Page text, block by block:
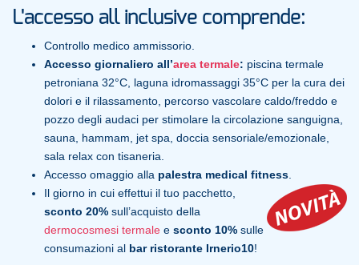
L'accesso all inclusive comprende:
Controllo medico ammissorio.
Accesso giornaliero all’area termale: piscina termale
petroniana 32°C, laguna idromassaggi 35°C per la cura dei
dolori e il rilassamento, percorso vascolare caldo/freddo e
pozzo degli audaci per stimolare la circolazione sanguigna,
sauna, hammam, jet spa, doccia sensoriale/emozionale,
sala relax con tisaneria.
Accesso omaggio alla palestra medical fitness
Il giorno in cui effettui il tuo pacchetto,
sconto 20% sull’acquisto della
dermocosmesi termale e sconto 10% sulle
consumazioni al bar ristorante Irnerio10!